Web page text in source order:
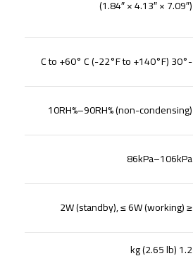
(7.09″ × 4.13″ × 1.84″)
-30° C to +60° C (-22°F to +140°F)
10RH%–90RH% (non-condensing)
86kPa–106kPa
≤ 2W (standby), ≤ 6W (working)
1.2 kg (2.65 lb)